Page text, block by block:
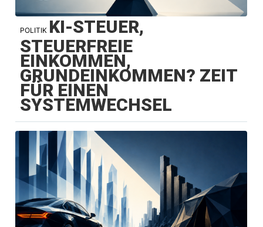
POLITIK KI-STEUER,
STEUERFREIE
EINKOMMEN,
GRUNDEINKOMMEN? ZEIT
FÜR EINEN
SYSTEMWECHSEL